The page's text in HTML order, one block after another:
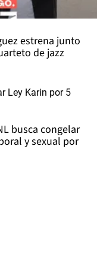
estrena junto
de jazz
busca congelar
y sexual por